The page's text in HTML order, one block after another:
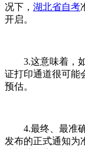
况下， 湖北省自考
开启。
3.这意味着，如
证打印通道很可能
预估。
4.最终、最准确
发布的正式通知为